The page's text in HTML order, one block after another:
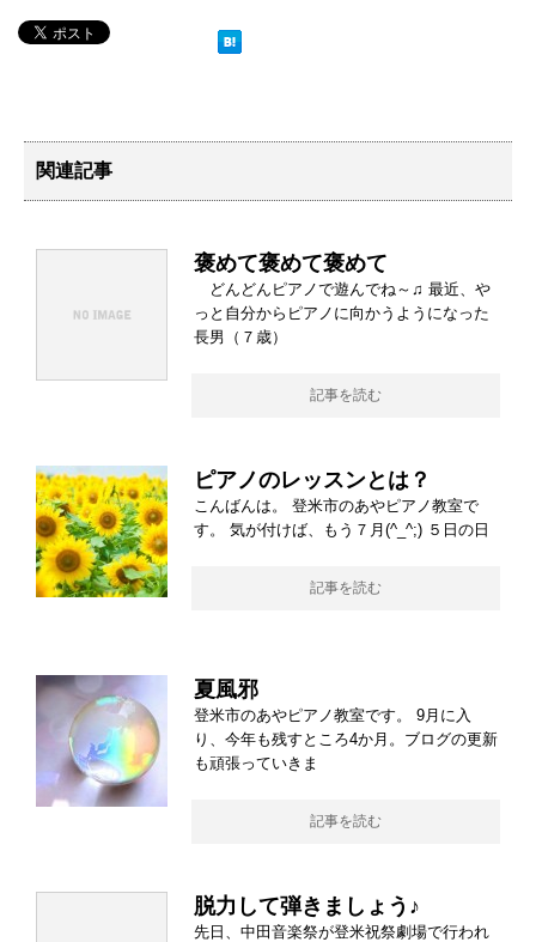
関連記事
褒めて褒めて褒めて
どんどんピアノで遊んでね～♫ 最近、や
っと自分からピアノに向かうようになった
長男（７歳）
記事を読む
ピアノのレッスンとは？
こんばんは。 登米市のあやピアノ教室で
す。 気が付けば、もう７月(^_^;) ５日の日
記事を読む
夏風邪
登米市のあやピアノ教室です。 9月に入
り、今年も残すところ4か月。ブログの更新
も頑張っていきま
記事を読む
脱力して弾きましょう♪
先日、中田音楽祭が登米祝祭劇場で行われ